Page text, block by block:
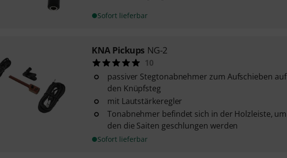
Sofort lieferbar
KNA Pickups NG-2
10
passiver Stegtonabnehmer zum Aufschieben auf
den Knüpfsteg
mit Lautstärkeregler
Tonabnehmer befindet sich in der Holzleiste, um
den die Saiten geschlungen werden
Sofort lieferbar